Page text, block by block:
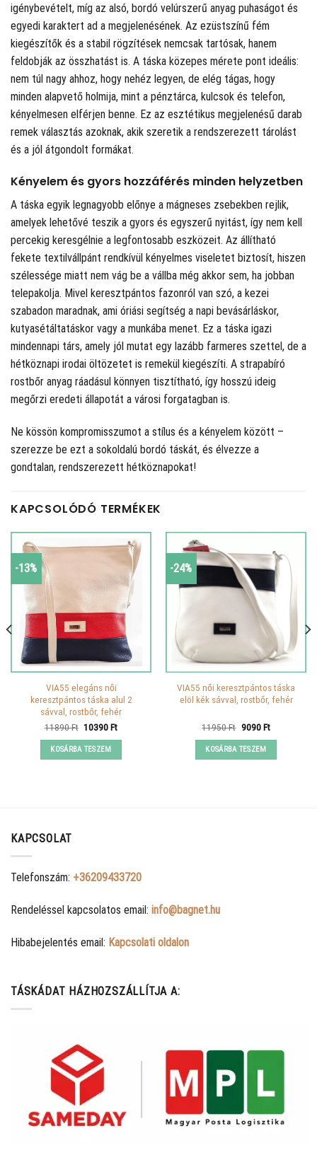
igénybevételt, míg az alsó, bordó velúrszerű anyag puhaságot és
egyedi karaktert ad a megjelenésének. Az ezüstszínű fém
kiegészítők és a stabil rögzítések nemcsak tartósak, hanem
feldobják az összhatást is. A táska közepes mérete pont ideális:
nem túl nagy ahhoz, hogy nehéz legyen, de elég tágas, hogy
minden alapvető holmija, mint a pénztárca, kulcsok és telefon,
kényelmesen elférjen benne. Ez az esztétikus megjelenésű darab
remek választás azoknak, akik szeretik a rendszerezett tárolást
és a jól átgondolt formákat.
Kényelem és gyors hozzáférés minden helyzetben
A táska egyik legnagyobb előnye a mágneses zsebekben rejlik,
amelyek lehetővé teszik a gyors és egyszerű nyitást, így nem kell
percekig keresgélnie a legfontosabb eszközeit. Az állítható
fekete textilvállpánt rendkívül kényelmes viseletet biztosít, hiszen
szélessége miatt nem vág be a vállba még akkor sem, ha jobban
telepakolja. Mivel keresztpántos fazonról van szó, a kezei
szabadon maradnak, ami óriási segítség a napi bevásárláskor,
kutyasétáltatáskor vagy a munkába menet. Ez a táska igazi
mindennapi társ, amely jól mutat egy lazább farmeres szettel, de a
hétköznapi irodai öltözetet is remekül kiegészíti. A strapabíró
rostbőr anyag ráadásul könnyen tisztítható, így hosszú ideig
megőrzi eredeti állapotát a városi forgatagban is.
Ne kössön kompromisszumot a stílus és a kényelem között –
szerezze be ezt a sokoldalú bordó táskát, és élvezze a
gondtalan, rendszerezett hétköznapokat!
KAPCSOLÓDÓ TERMÉKEK
-13%
VIA55 elegáns női
keresztpántos táska alul 2
sávval, rostbőr, fehér
11890Ft Original
was:
11890 Ft.
10390FtCurrent
KOSÁRBA TESZEM
-24%
VIA55 női keresztpántos táska
elöl kék sávval, rostbőr, fehér
11950Ft Original
was:
11950 Ft.
9090FtCurrent
KOSÁRBA TESZEM
KAPCSOLAT
Telefonszám: +36209433720
Rendeléssel kapcsolatos email: info@bagnet.hu
Hibabejelentés email: Kapcsolati oldalon
TÁSKÁDAT HÁZHOZSZÁLLÍTJA A: